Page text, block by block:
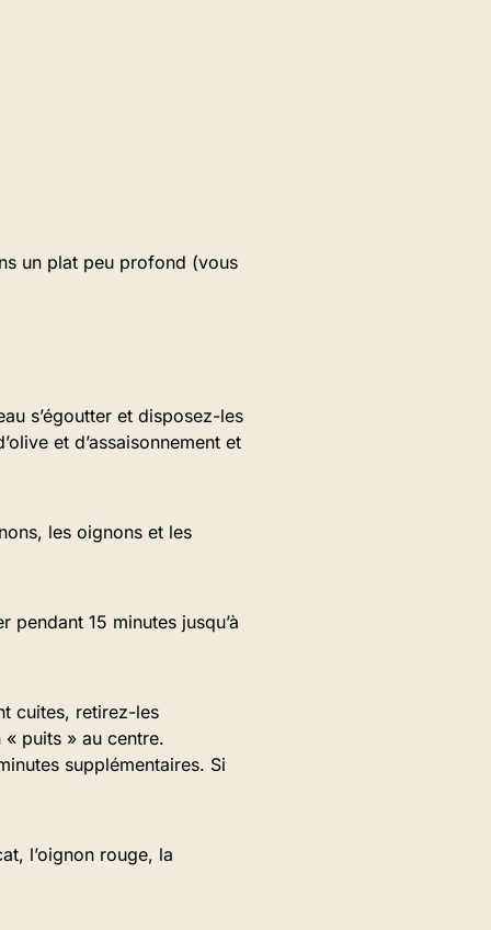
un plat peu profond (vous
s’égoutter et disposez-les
et d’assaisonnement et
les oignons et les
15 minutes jusqu’à
cuites, retirez-les
puits » au centre.
supplémentaires. Si
l’oignon rouge, la